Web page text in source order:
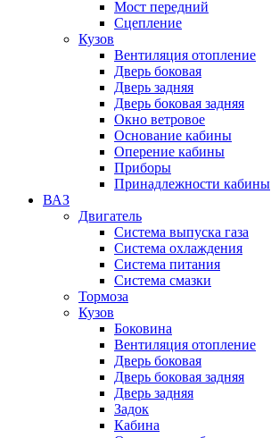
Мост передний
Сцепление
Кузов
Вентиляция отопление
Дверь боковая
Дверь задняя
Дверь боковая задняя
Окно ветровое
Основание кабины
Оперение кабины
Приборы
Принадлежности кабины
ВАЗ
Двигатель
Система выпуска газа
Система охлаждения
Система питания
Система смазки
Тормоза
Кузов
Боковина
Вентиляция отопление
Дверь боковая
Дверь боковая задняя
Дверь задняя
Задок
Кабина